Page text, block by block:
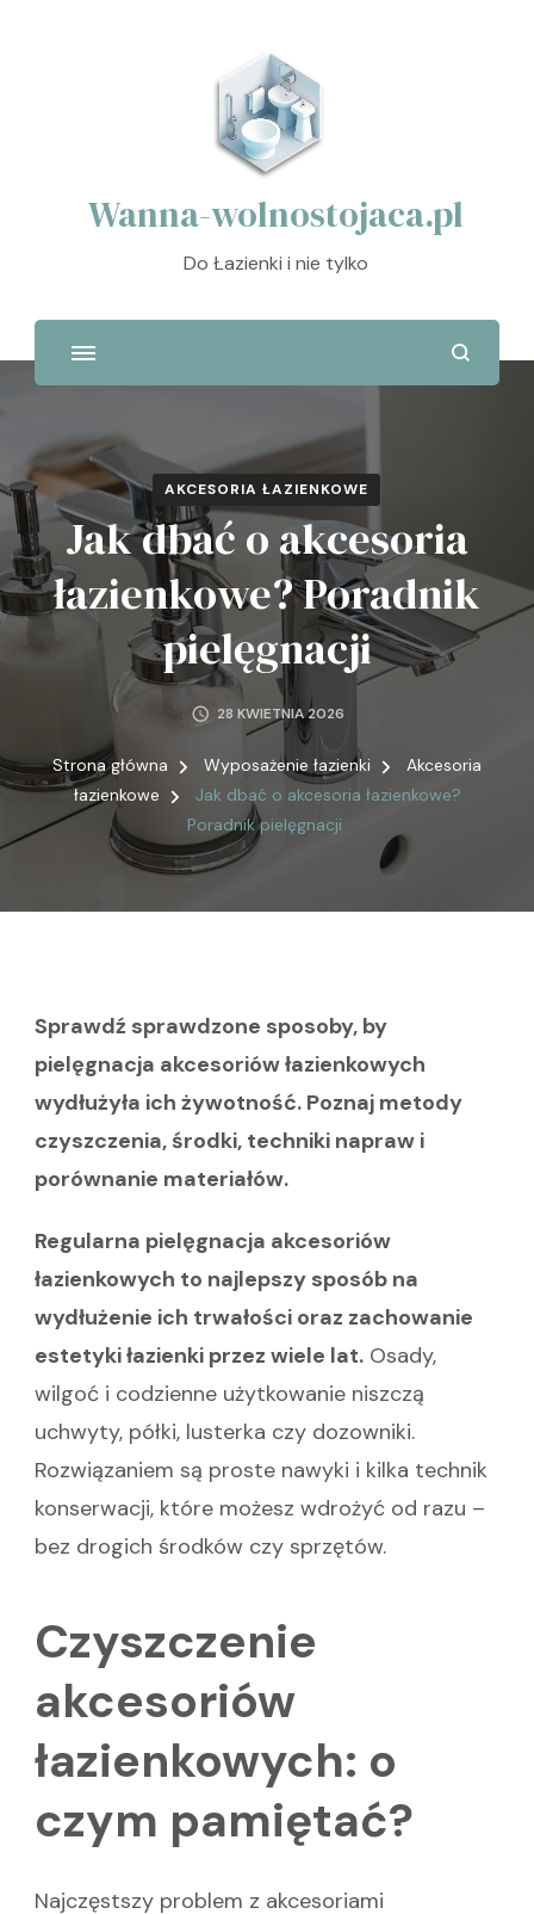
Wanna-wolnostojaca.pl
Do Łazienki i nie tylko
AKCESORIA ŁAZIENKOWE
Jak dbać o akcesoria
łazienkowe? Poradnik
pielęgnacji
28 KWIETNIA 2026
Strona główna Wyposażenie łazienki
Akcesoria
łazienkowe
Jak dbać o akcesoria łazienkowe?
Poradnik pielęgnacji
Sprawdź sprawdzone sposoby, by
pielęgnacja akcesoriów łazienkowych
wydłużyła ich żywotność. Poznaj metody
czyszczenia, środki, techniki napraw i
porównanie materiałów.
Regularna pielęgnacja akcesoriów
łazienkowych to najlepszy sposób na
wydłużenie ich trwałości oraz zachowanie
estetyki łazienki przez wiele lat. Osady,
wilgoć i codzienne użytkowanie niszczą
uchwyty, półki, lusterka czy dozowniki.
Rozwiązaniem są proste nawyki i kilka technik
konserwacji, które możesz wdrożyć od razu –
bez drogich środków czy sprzętów.
Czyszczenie
akcesoriów
łazienkowych: o
czym pamiętać?
Najczęstszy problem z akcesoriami